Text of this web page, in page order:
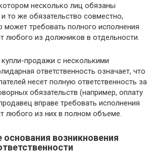
несколько лиц обязаны
то же обязательство совместно,
может требовать полного исполнения
любого из должников в отдельности.
продажи с несколькими
ответственность означает, что
несет полную ответственность за
обязательств (например, оплату
вправе требовать исполнения
любого из них в полном объеме.
возникновения